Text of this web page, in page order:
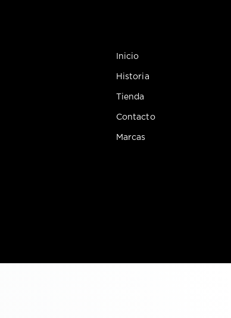
Inicio
Historia
Tienda
Contacto
Marcas